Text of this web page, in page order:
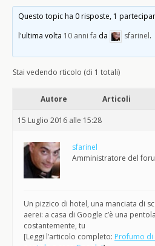
Questo topic ha 0 risposte, 1
l'ultima volta 10 anni fa da sfarinel.
Stai vedendo rticolo (di 1 totali)
Autore Articoli
15 Luglio 2016 alle 15:28
sfarinel
Amministratore del
Un pizzico di hotel, una manciata di
aerei: a casa di Google c’è una
costantemente, tu
[Leggi l’articolo completo: Profumo di